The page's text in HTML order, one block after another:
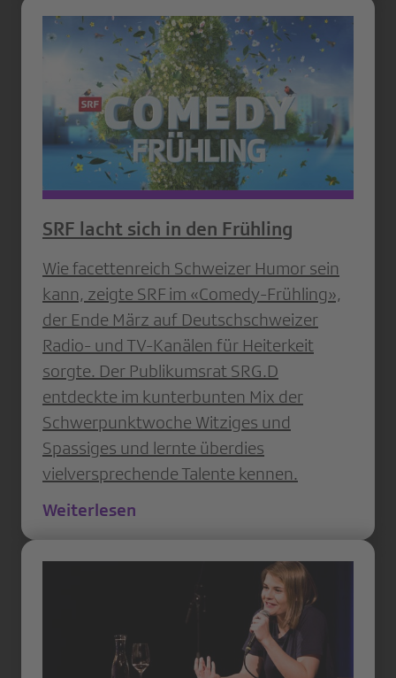
SRF lacht sich in den Frühling
Wie facettenreich Schweizer Humor sein
kann, zeigte SRF im «Comedy-Frühling»,
der Ende März auf Deutschschweizer
Radio- und TV-Kanälen für Heiterkeit
sorgte. Der Publikumsrat SRG.D
entdeckte im kunterbunten Mix der
Schwerpunktwoche Witziges und
Spassiges und lernte überdies
vielversprechende Talente kennen.
Weiterlesen